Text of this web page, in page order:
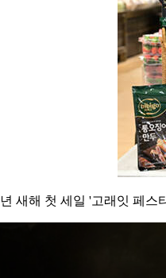
새해 첫 세일 '고래잇 페